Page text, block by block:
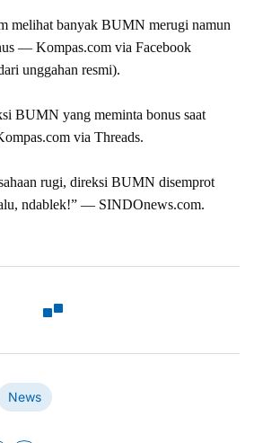
melihat banyak BUMN merugi namun
— Kompas.com via Facebook
unggahan resmi).
BUMN yang meminta bonus saat
via Threads.
rugi, direksi BUMN disemprot
ndablek!” — SINDOnews.com.
News